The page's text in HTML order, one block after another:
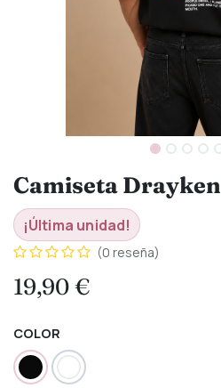
Camiseta Drayken
¡Última unidad!
(0 reseña)
19,90€
COLOR